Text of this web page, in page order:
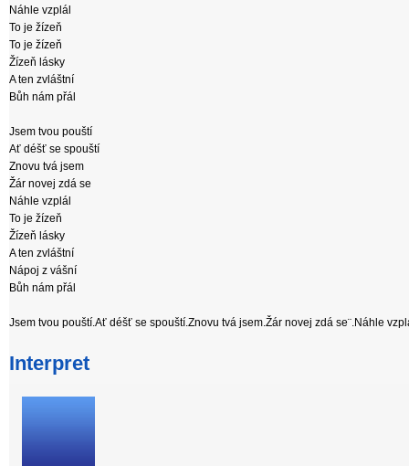
Náhle vzplál
To je žízeň
To je žízeň
Žízeň lásky
A ten zvláštní
Bůh nám přál
Jsem tvou pouští
Ať déšť se spouští
Znovu tvá jsem
Žár novej zdá se
Náhle vzplál
To je žízeň
Žízeň lásky
A ten zvláštní
Nápoj z vášní
Bůh nám přál
Jsem tvou pouští.Ať déšť se spouští.Znovu tvá jsem.Žár novej zdá se¨.Náhle
Interpret